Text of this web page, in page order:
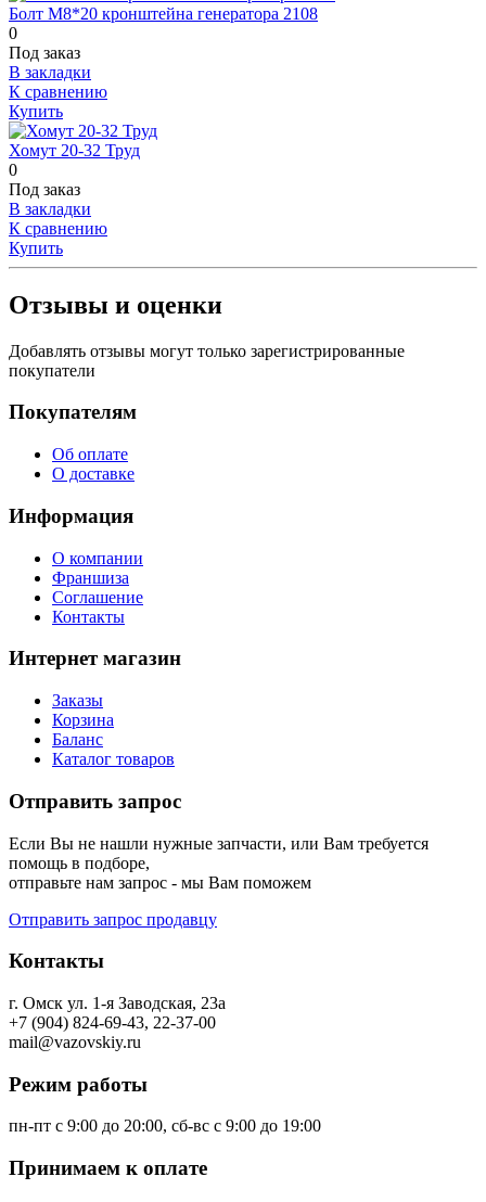
Болт М8*20 кронштейна генератора 2108
0
Под заказ
В закладки
К сравнению
Купить
Хомут 20-32 Труд
0
Под заказ
В закладки
К сравнению
Купить
Отзывы и оценки
Добавлять отзывы могут только зарегистрированные
покупатели
Покупателям
Об оплате
О доставке
Информация
О компании
Франшиза
Соглашение
Контакты
Интернет магазин
Заказы
Корзина
Баланс
Каталог товаров
Отправить запрос
Если Вы не нашли нужные запчасти, или Вам требуется
помощь в подборе,
отправьте нам запрос - мы Вам поможем
Отправить запрос продавцу
Контакты
г. Омск ул. 1-я Заводская, 23а
+7 (904) 824-69-43, 22-37-00
mail@vazovskiy.ru
Режим работы
пн-пт с 9:00 до 20:00, сб-вс с 9:00 до 19:00
Принимаем к оплате